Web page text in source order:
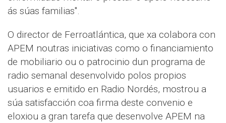
ás súas familias".
O director de Ferroatlántica, que xa colabora con
APEM noutras iniciativas como o financiamiento
de mobiliario ou o patrocinio dun programa de
radio semanal desenvolvido polos propios
usuarios e emitido en Radio Nordés, mostrou a
súa satisfacción coa firma deste convenio e
eloxiou a gran tarefa que desenvolve APEM na